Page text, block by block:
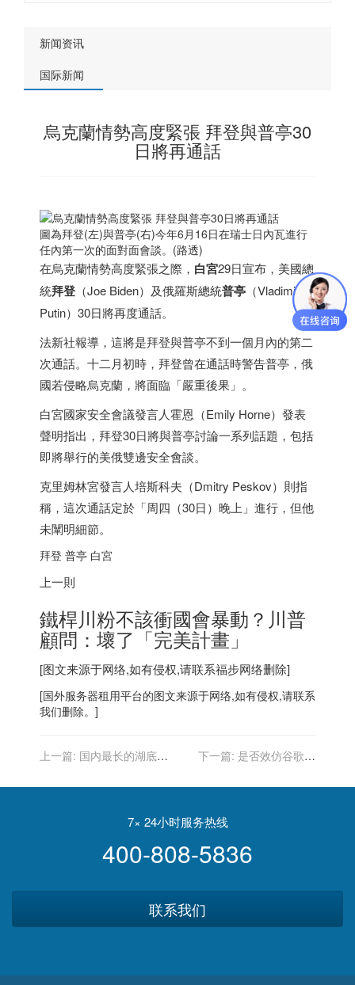
新闻资讯
国际新闻
烏克蘭情勢高度緊張 拜登與普亭30
日將再通話
圖為拜登(左)與普亭(右)今年6月16日在瑞士日內瓦進行
任內第一次的面對面會談。(路透)
在烏克蘭情勢高度緊張之際， 白宮29日宣布，美國總
統拜登 （Joe Biden）及俄羅斯總統普亭 （Vladimir
Putin）30日將再度通話。
法新社報導，這將是拜登與普亭不到一個月內的第二
次通話。十二月初時，拜登曾在通話時警告普亭，俄
國若侵略烏克蘭，將面臨「嚴重後果」。
白宮國家安全會議發言人霍恩（Emily Horne）發表
聲明指出，拜登30日將與普亭討論一系列話題，包括
即將舉行的美俄雙邊安全會談。
克里姆林宮發言人培斯科夫（Dmitry Peskov）則指
稱，這次通話定於「周四（30日）晚上」進行，但他
未闡明細節。
拜登 普亭 白宮
上一則
鐵桿川粉不該衝國會暴動？川普
顧問：壞了「完美計畫」
[图文来源于网络,如有侵权,请联系福步网络删除]
[国外服务器租用平台的图文来源于网络,如有侵权,请联系
我们删除。]
上一篇: 国内最长的湖底隧
长 10.79 公里，限速 80km
下一篇: 是否效仿谷歌、
股母公司，马斯克：仍在考
7× 24小时服务热线
400-808-5836
联系我们